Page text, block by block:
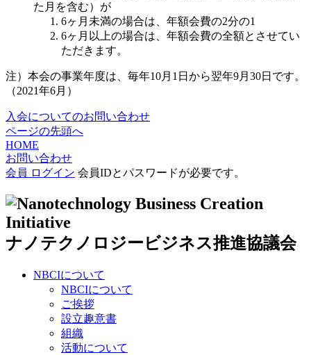
た月を含む）が
6ヶ月未満の場合は、年額会費の2分の1
6ヶ月以上の場合は、年額会費の全額とさせてい
ただきます。
注） 本会の事業年度は、毎年10月1日から翌年9月30日です。
（2021年6月）
入会についてのお問い合わせ
ページの先頭へ
HOME
お問い合わせ
会員 ログイン 会員IDとパスワードが必要です。
ナノテクノロジービジネス推進協議会
NBCIについて
NBCIについて
ご挨拶
設立趣意書
組織
活動について